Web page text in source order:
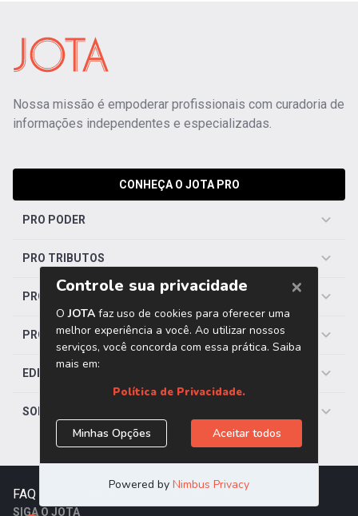
Nossa missão é empoderar profissionais com curadoria de
informações independentes e especializadas.
CONHEÇA O JOTA PRO
PRO PODER
PRO TRIBUTOS
PRO TRABALHISTA
PRO SAÚDE
EDITORIAS
SOBRE O JOTA
FAQ Trabalhe Conosco
SIGA O JOTA